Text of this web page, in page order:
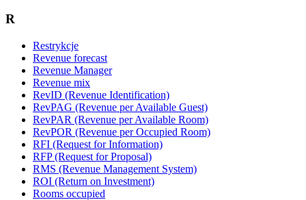
R
Restrykcje
Revenue forecast
Revenue Manager
Revenue mix
RevID (Revenue Identification)
RevPAG (Revenue per Available Guest)
RevPAR (Revenue per Available Room)
RevPOR (Revenue per Occupied Room)
RFI (Request for Information)
RFP (Request for Proposal)
RMS (Revenue Management System)
ROI (Return on Investment)
Rooms occupied